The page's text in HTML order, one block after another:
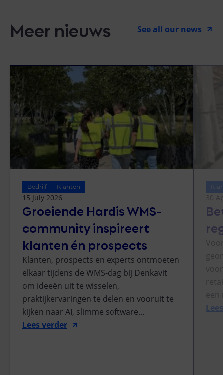
Meer nieuws See all our news
Bedrijf Klanten
15 July 2026
Groeiende Hardis WMS-
community inspireert
klanten én prospects
Klanten, prospects en experts ontmoeten
elkaar tijdens de WMS-dag bij Denkavit
om ideeën uit te wisselen,
praktijkervaringen te delen en vooruit te
kijken naar AI, slimme software...
Lees verder